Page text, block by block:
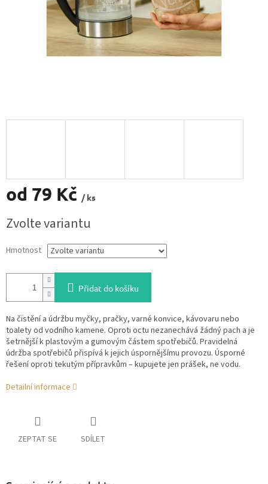
od 79 Kč / ks
cena:
Zvolte variantu
Hmotnost
Přidat do košíku
Na čistění a údržbu myčky, pračky, varné konvice, kávovaru nebo
toalety od vodního kamene. Oproti octu nezanechává žádný pach a je
šetrnější k plastovým a gumovým částem spotřebičů. Pravidelná
údržba spotřebičů přispívá k jejich úspornějšímu provozu. Úsporné
řešení oproti tekutým přípravkům – kupujete jen prášek, ne vodu.
Detailní informace
ZEPTAT SE SDÍLET